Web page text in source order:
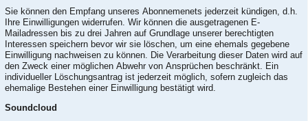
Sie können den Empfang unseres Abonnemenets jederzeit kündigen, d.h.
Ihre Einwilligungen widerrufen. Wir können die ausgetragenen E-
Mailadressen bis zu drei Jahren auf Grundlage unserer berechtigten
Interessen speichern bevor wir sie löschen, um eine ehemals gegebene
Einwilligung nachweisen zu können. Die Verarbeitung dieser Daten wird auf
den Zweck einer möglichen Abwehr von Ansprüchen beschränkt. Ein
individueller Löschungsantrag ist jederzeit möglich, sofern zugleich das
ehemalige Bestehen einer Einwilligung bestätigt wird.
Soundcloud